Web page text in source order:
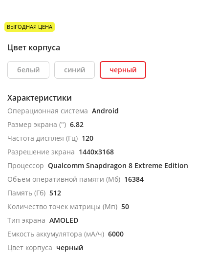
ВЫГОДНАЯ ЦЕНА
Цвет корпуса
белый синий черный
Характеристики
Операционная система Android
Размер экрана (") 6.82
Частота дисплея (Гц) 120
Разрешение экрана 1440x3168
Процессор Qualcomm Snapdragon 8 Extreme Edition
Объем оперативной памяти (Мб) 16384
Память (Гб) 512
Количество точек матрицы (Мп) 50
Тип экрана AMOLED
Емкость аккумулятора (мА/ч) 6000
Цвет корпуса черный